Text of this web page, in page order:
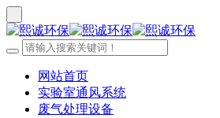
网站首页
实验室通风系统
废气处理设备